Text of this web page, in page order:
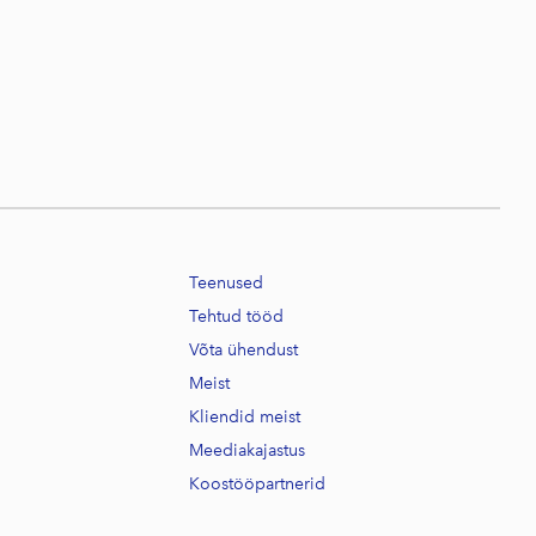
Teenused
Tehtud tööd
Võta ühendust
Meist
Kliendid meist
Meediakajastus
Koostööpartnerid